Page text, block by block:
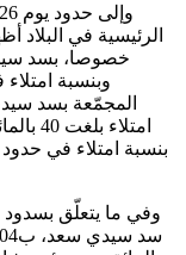
الرئيسية في البلاد
وفي ما يتعلّق